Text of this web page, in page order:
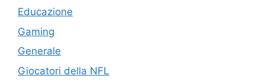
Educazione
Gaming
Generale
Giocatori della NFL